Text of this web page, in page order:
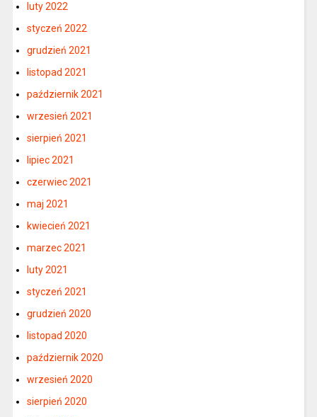
luty 2022
styczeń 2022
grudzień 2021
listopad 2021
październik 2021
wrzesień 2021
sierpień 2021
lipiec 2021
czerwiec 2021
maj 2021
kwiecień 2021
marzec 2021
luty 2021
styczeń 2021
grudzień 2020
listopad 2020
październik 2020
wrzesień 2020
sierpień 2020